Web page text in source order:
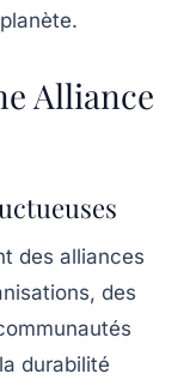
Alliance
des alliances
des
durabilité